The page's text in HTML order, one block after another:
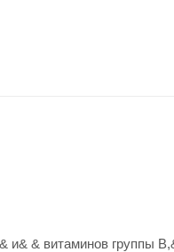
и& & витаминов группы